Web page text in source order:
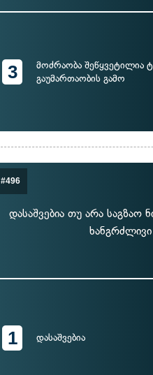
3
მოძრაობა შეწყვეტილია
გაუმართაობის გამო
#496
დასაშვებია თუ არა საგზაო
1 დასაშვებია